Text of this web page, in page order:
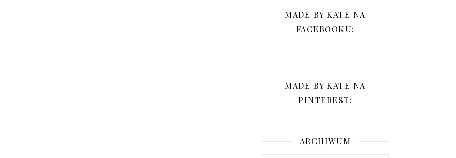
MADE BY KATE NA
FACEBOOKU:
MADE BY KATE NA
PINTEREST:
ARCHIWUM